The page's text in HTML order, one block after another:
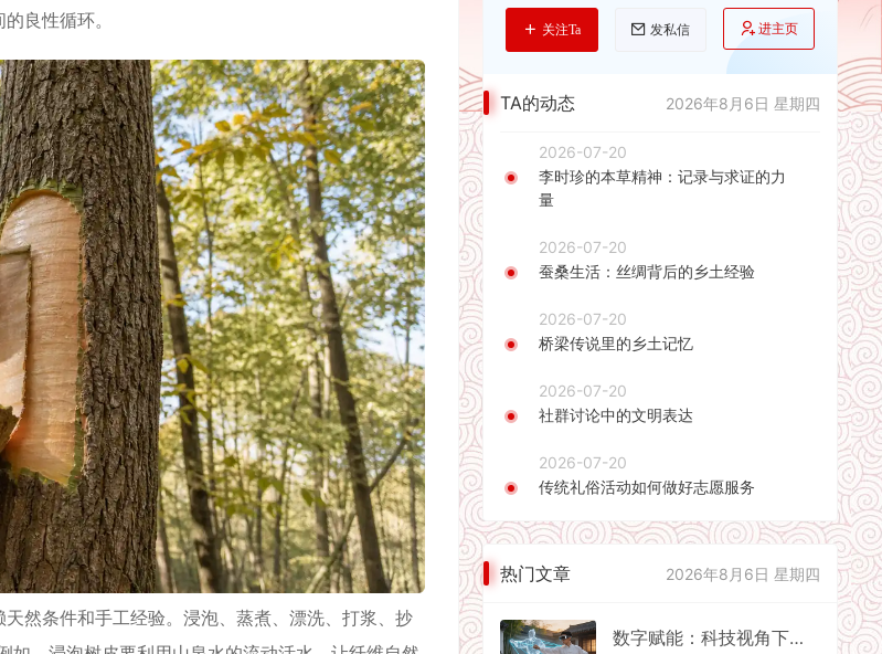
良性循环。
然条件和手工经验。浸泡、蒸煮、漂洗、打浆、抄
关注Ta 发私信 进主页
TA的动态 2026年8月6日 星期四
2026-07-20
李时珍的本草精神：记录与求证的力
量
2026-07-20
蚕桑生活：丝绸背后的乡土经验
2026-07-20
桥梁传说里的乡土记忆
2026-07-20
社群讨论中的文明表达
2026-07-20
传统礼俗活动如何做好志愿服务
热门文章 2026年8月6日 星期四
数字赋能：科技视角下的武术动作解析与保护